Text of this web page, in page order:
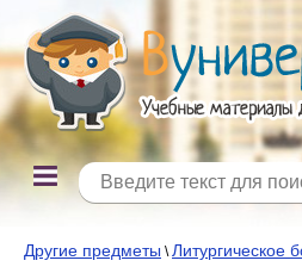
Другие предметы \Литургическое